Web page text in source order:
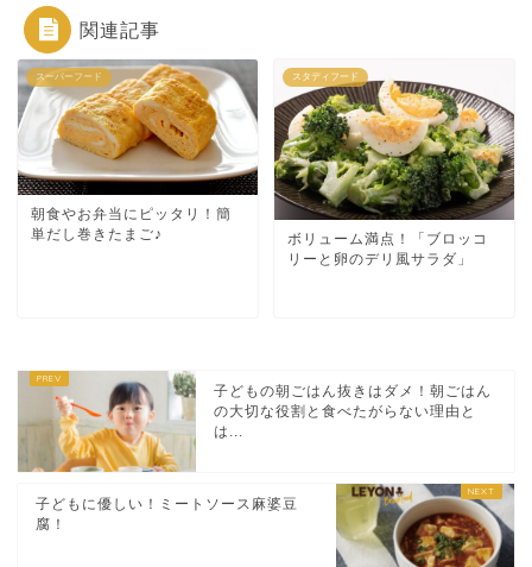
関連記事
スーパーフード
朝食やお弁当にピッタリ！簡
単だし巻きたまご♪
スタディフード
ボリューム満点！「ブロッコ
リーと卵のデリ風サラダ」
子どもの朝ごはん抜きはダメ！朝ごはん
の大切な役割と食べたがらない理由と
は...
子どもに優しい！ミートソース麻婆豆
腐！